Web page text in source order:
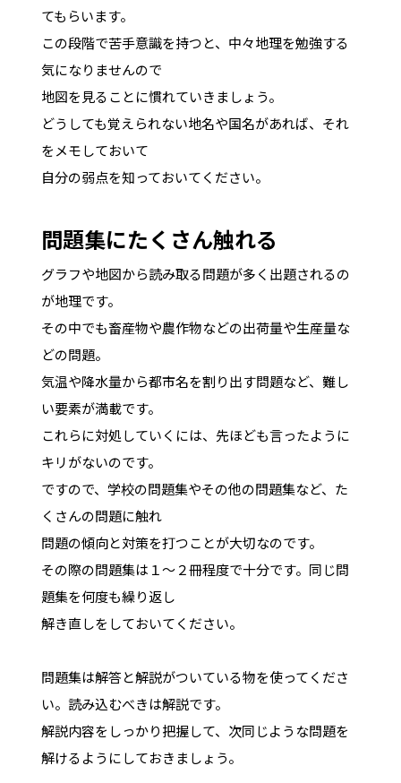
てもらいます。
この段階で苦手意識を持つと、中々地理を勉強する
気になりませんので
地図を見ることに慣れていきましょう。
どうしても覚えられない地名や国名があれば、それ
をメモしておいて
自分の弱点を知っておいてください。
問題集にたくさん触れる
グラフや地図から読み取る問題が多く出題されるの
が地理です。
その中でも畜産物や農作物などの出荷量や生産量な
どの問題。
気温や降水量から都市名を割り出す問題など、難し
い要素が満載です。
これらに対処していくには、先ほども言ったように
キリがないのです。
ですので、学校の問題集やその他の問題集など、た
くさんの問題に触れ
問題の傾向と対策を打つことが大切なのです。
その際の問題集は１～２冊程度で十分です。同じ問
題集を何度も繰り返し
解き直しをしておいてください。
問題集は解答と解説がついている物を使ってくださ
い。読み込むべきは解説です。
解説内容をしっかり把握して、次同じような問題を
解けるようにしておきましょう。